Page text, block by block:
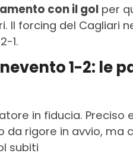
con il gol per
Il forcing del Cagliari
1.
1-2: le
in fiducia.
rigore in avvio, ma
subiti